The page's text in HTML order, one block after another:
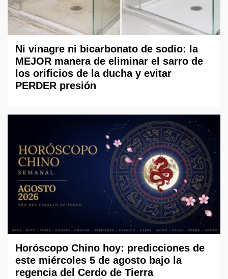
Ni vinagre ni bicarbonato de sodio: la
MEJOR manera de eliminar el sarro de
los orificios de la ducha y evitar
PERDER presión
Horóscopo Chino hoy: predicciones de
este miércoles 5 de agosto bajo la
regencia del Cerdo de Tierra